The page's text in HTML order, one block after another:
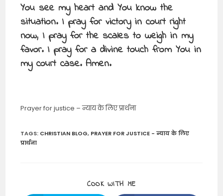
You see my heart and You know the
situation. I pray for victory in court right
now, I pray for the scales to weigh in my
favor. I pray for a divine touch from You in
my court case. Amen.
Prayer for justice – न्याय के लिए प्रार्थना
TAGS: CHRISTIAN BLOG, PRAYER FOR JUSTICE - न्याय के लिए
प्रार्थना
COOK WITH ME